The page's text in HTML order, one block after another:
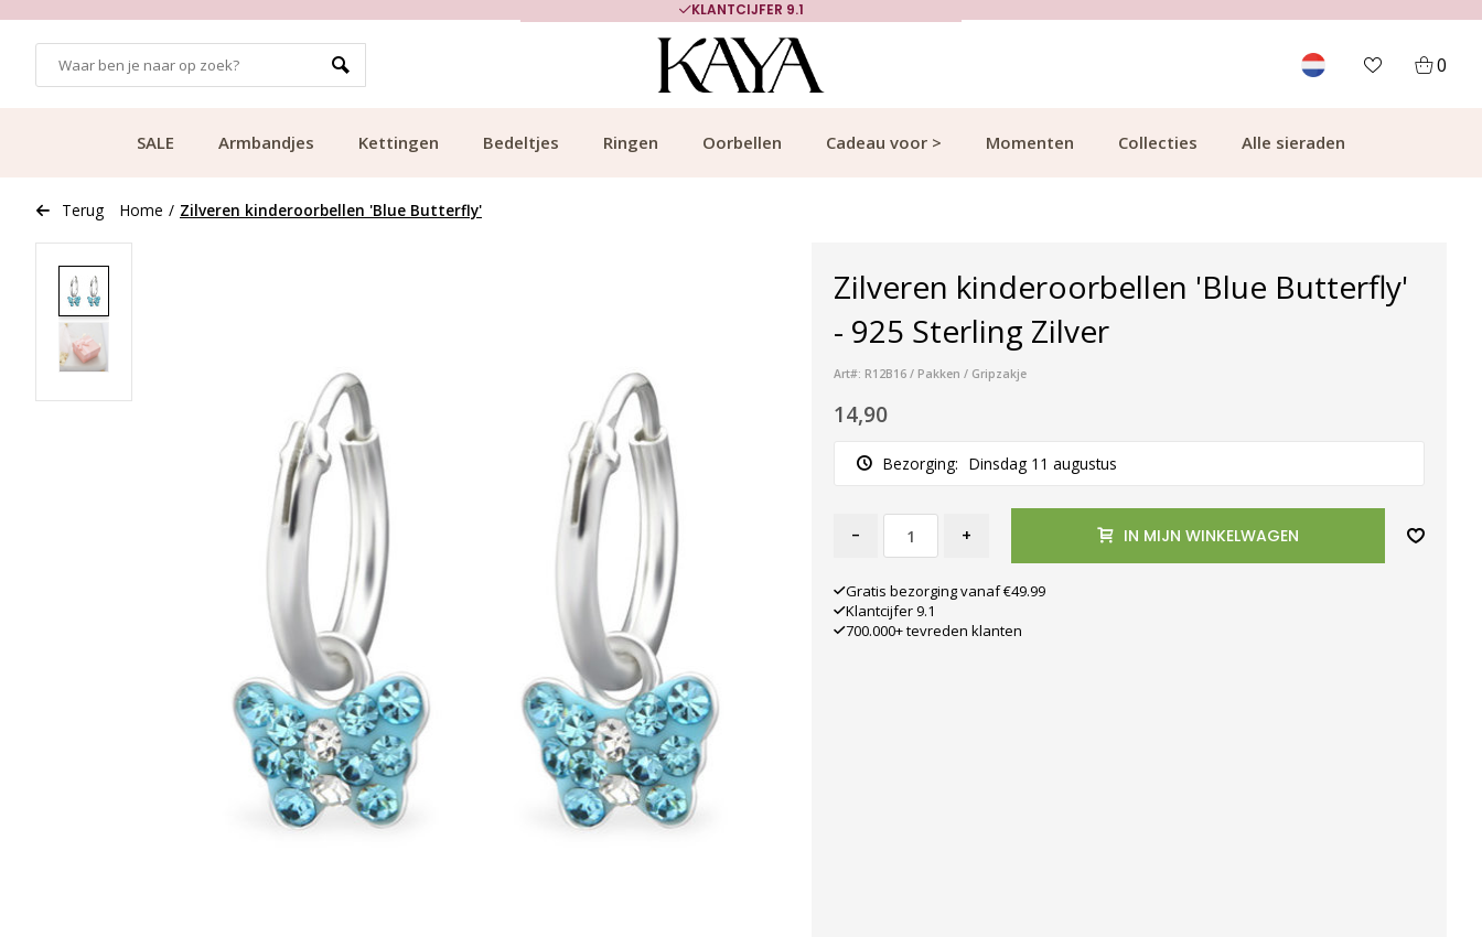
KLANTCIJFER 9.1
0
SALE Armbandjes Kettingen Bedeltjes Ringen Oorbellen Cadeau voor > Momenten Collecties Alle sieraden
Terug Home / Zilveren kinderoorbellen 'Blue Butterfly'
Zilveren kinderoorbellen 'Blue Butterfly'
- 925 Sterling Zilver
Art#: R12B16 / Pakken / Gripzakje
14,90
Bezorging: Dinsdag 11 augustus
- + IN MIJN WINKELWAGEN
Gratis bezorging vanaf €49.99
Klantcijfer 9.1
700.000+ tevreden klanten